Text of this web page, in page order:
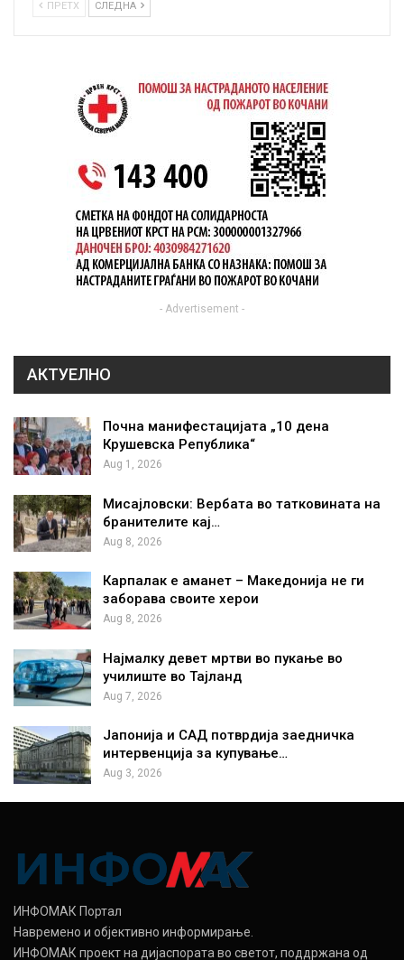
ПРЕТХ СЛЕДНА
- Advertisement -
АКТУЕЛНО
Почна манифестацијата „10 дена
Крушевска Република“
Aug 1, 2026
Мисајловски: Вербата во татковината на
бранителите кај…
Aug 8, 2026
Карпалак е аманет – Македонија не ги
заборава своите херои
Aug 8, 2026
Најмалку девет мртви во пукање во
училиште во Тајланд
Aug 7, 2026
Јапонија и САД потврдија заедничка
интервенција за купување…
Aug 3, 2026
ИНФОМАК Портал
Навремено и објективно информирање.
ИНФОМАК проект на дијаспората во светот, поддржана од